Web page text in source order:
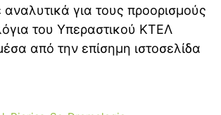
αναλυτικά για τους προορισμούς
του Υπεραστικού ΚΤΕΛ
από την επίσημη ιστοσελίδα